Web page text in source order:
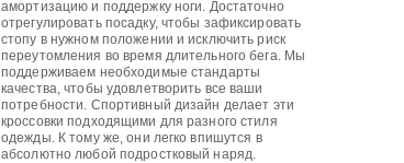
амортизацию и поддержку ноги. Достаточно
отрегулировать посадку, чтобы зафиксировать
стопу в нужном положении и исключить риск
переутомления во время длительного бега. Мы
поддерживаем необходимые стандарты
качества, чтобы удовлетворить все ваши
потребности. Спортивный дизайн делает эти
кроссовки подходящими для разного стиля
одежды. К тому же, они легко впишутся в
абсолютно любой подростковый наряд.